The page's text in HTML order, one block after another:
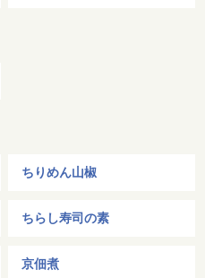
ちりめん山椒
ちらし寿司の素
京佃煮